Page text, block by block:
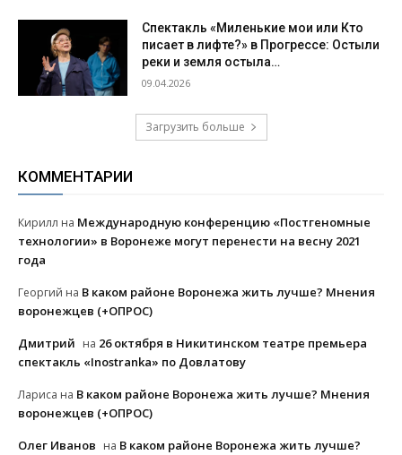
Спектакль «Миленькие мои или Кто
писает в лифте?» в Прогрессе: Остыли
реки и земля остыла…
09.04.2026
Загрузить больше
КОММЕНТАРИИ
Кирилл на Международную конференцию «Постгеномные
технологии» в Воронеже могут перенести на весну 2021
года
Георгий на В каком районе Воронежа жить лучше? Мнения
воронежцев (+ОПРОС)
Дмитрий на 26 октября в Никитинском театре премьера
спектакль «Inostranka» по Довлатову
Лариса на В каком районе Воронежа жить лучше? Мнения
воронежцев (+ОПРОС)
Олег Иванов на В каком районе Воронежа жить лучше?